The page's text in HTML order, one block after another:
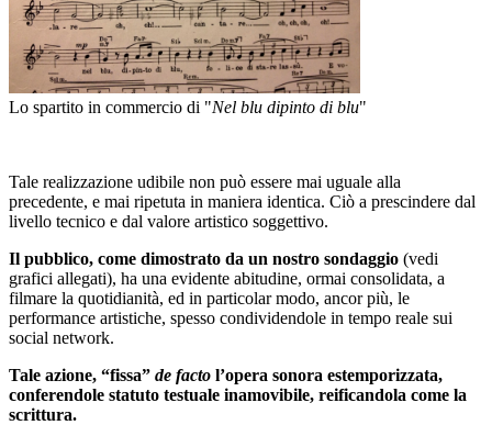
Lo spartito in commercio di "Nel blu dipinto di blu"
Tale realizzazione udibile non può essere mai uguale alla
precedente, e mai ripetuta in maniera identica. Ciò a prescindere dal
livello tecnico e dal valore artistico soggettivo.
Il pubblico, come dimostrato da un nostro sondaggio (vedi
grafici allegati), ha una evidente abitudine, ormai consolidata, a
filmare la quotidianità, ed in particolar modo, ancor più, le
performance artistiche, spesso condividendole in tempo reale sui
social network.
Tale azione, “fissa” de facto l’opera sonora estemporizzata,
conferendole statuto testuale inamovibile, reificandola come la
scrittura.